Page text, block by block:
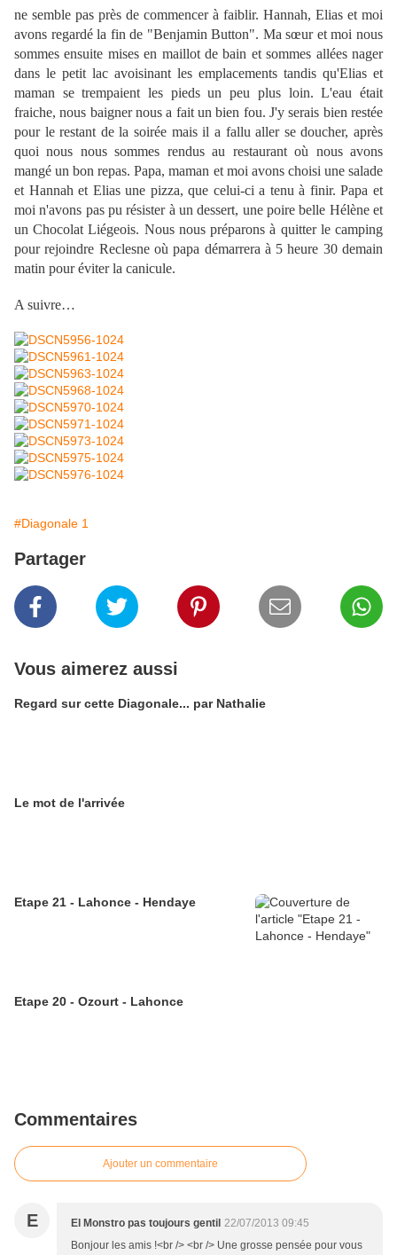
ne semble pas près de commencer à faiblir. Hannah, Elias et moi
avons regardé la fin de "Benjamin Button". Ma sœur et moi nous
sommes ensuite mises en maillot de bain et sommes allées nager
dans le petit lac avoisinant les emplacements tandis qu'Elias et
maman se trempaient les pieds un peu plus loin. L'eau était
fraiche, nous baigner nous a fait un bien fou. J'y serais bien restée
pour le restant de la soirée mais il a fallu aller se doucher, après
quoi nous nous sommes rendus au restaurant où nous avons
mangé un bon repas. Papa, maman et moi avons choisi une salade
et Hannah et Elias une pizza, que celui-ci a tenu à finir. Papa et
moi n'avons pas pu résister à un dessert, une poire belle Hélène et
un Chocolat Liégeois. Nous nous préparons à quitter le camping
pour rejoindre Reclesne où papa démarrera à 5 heure 30 demain
matin pour éviter la canicule.
A suivre…
#Diagonale 1
Partager
Vous aimerez aussi
Regard sur cette Diagonale... par Nathalie
Le mot de l'arrivée
Etape 21 - Lahonce - Hendaye
Etape 20 - Ozourt - Lahonce
Commentaires
Ajouter un commentaire
E El Monstro pas toujours gentil 22/07/2013 09:45
Bonjour les amis !<br /> <br /> Une grosse pensée pour vous